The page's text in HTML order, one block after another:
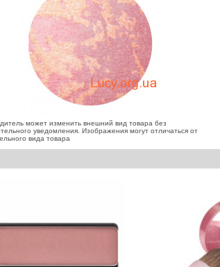
может изменить внешний вид товара без
уведомления. Изображения могут отличаться от
вида товара